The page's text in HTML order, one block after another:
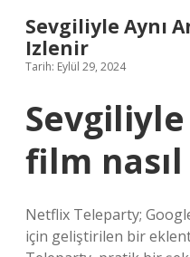
Sevgiliyle Aynı
Izlenir
Tarih: Eylül 29, 2024
film
Netflix Teleparty;
için geliştirilen bir